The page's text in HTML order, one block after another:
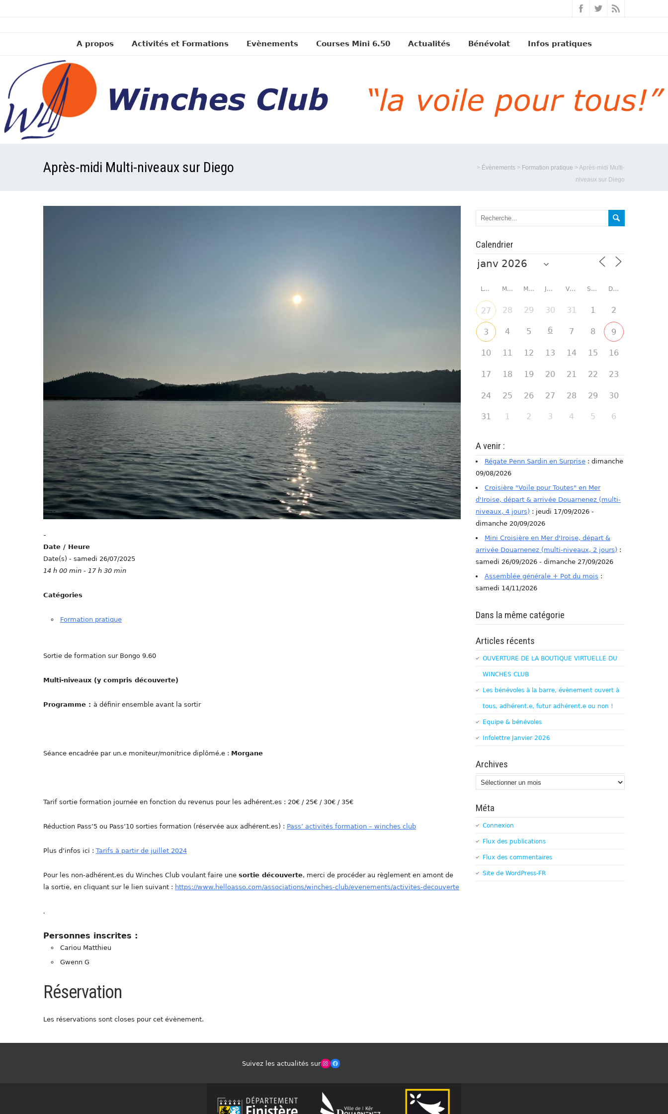
A propos Activités et Formations Evènements Courses Mini 6.50 Actualités Bénévolat Infos pratiques
Après-midi Multi-niveaux sur Diego > Évènements > Formation pratique > Après-midi Multi-
niveaux sur Diego
-
Date / Heure
Date(s) - samedi 26/07/2025
14 h 00 min - 17 h 30 min
Catégories
Formation pratique
Sortie de formation sur Bongo 9.60
Multi-niveaux (y compris découverte)
Programme : à définir ensemble avant la sortir
Séance encadrée par un.e moniteur/monitrice diplômé.e : Morgane
Tarif sortie formation journée en fonction du revenus pour les adhérent.es : 20€ / 25€ / 30€ / 35€
Réduction Pass’5 ou Pass’10 sorties formation (réservée aux adhérent.es) : Pass’ activités formation – winches club
Plus d’infos ici : Tarifs à partir de juillet 2024
Pour les non-adhérent.es du Winches Club voulant faire une sortie découverte, merci de procéder au règlement en amont de
la sortie, en cliquant sur le lien suivant : https://www.helloasso.com/associations/winches-club/evenements/activites-decouverte
.
Personnes inscrites :
Cariou Matthieu
Gwenn G
Réservation
Les réservations sont closes pour cet évènement.
Calendrier
LUNDI MARDI MERCREDI JEUDI VENDREDI SAMEDI DIMANCHE
27 28 29 30 31 1 2
3 4 5 6 7 8 9
10 11 12 13 14 15 16
17 18 19 20 21 22 23
24 25 26 27 28 29 30
31 1 2 3 4 5 6
A venir :
Régate Penn Sardin en Surprise : dimanche
09/08/2026
Croisière "Voile pour Toutes" en Mer
d'Iroise, départ & arrivée Douarnenez (multi-
niveaux, 4 jours) : jeudi 17/09/2026 -
dimanche 20/09/2026
Mini Croisière en Mer d'Iroise, départ &
arrivée Douarnenez (multi-niveaux, 2 jours) :
samedi 26/09/2026 - dimanche 27/09/2026
Assemblée générale + Pot du mois :
samedi 14/11/2026
Dans la même catégorie
Articles récents
OUVERTURE DE LA BOUTIQUE VIRTUELLE DU
WINCHES CLUB
Les bénévoles à la barre, évènement ouvert à
tous, adhérent.e, futur adhérent.e ou non !
Equipe & bénévoles
Infolettre Janvier 2026
Archives
Archives
Méta
Connexion
Flux des publications
Flux des commentaires
Site de WordPress-FR
Suivez les actualités surWinches Club OfficielFacebook